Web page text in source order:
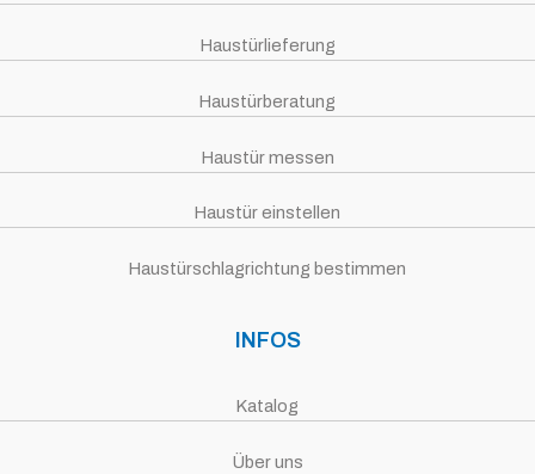
Haustürlieferung
Haustürberatung
Haustür messen
Haustür einstellen
Haustürschlagrichtung bestimmen
INFOS
Katalog
Über uns